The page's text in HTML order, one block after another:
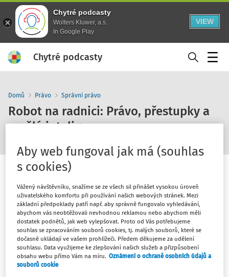
Chytré podcasty
Wolters Kluwer, a.s.
In Google Play
VIEW
Chytré podcasty
Domů Právo Správní právo
Robot na radnici: Právo, přestupky a
umělá inteligence
0:00 02:25
10 30 1x
Aby web fungoval jak má (souhlas
s cookies)
Vážený návštěvníku, snažíme se ze všech sil přinášet vysokou úroveň
uživatelského komfortu při používání našich webových stránek. Mezi
základní předpoklady patří např. aby správně fungovalo vyhledávání,
abychom vás neobtěžovali nevhodnou reklamou nebo abychom měli
dostatek podnětů, jak web vylepšovat. Proto od Vás potřebujeme
souhlas se zpracováním souborů cookies, tj. malých souborů, které se
dočasně ukládají ve vašem prohlížeči. Předem děkujeme za udělení
souhlasu. Data využijeme ke zlepšování našich služeb a přizpůsobení
obsahu webu přímo Vám na míru. Oznámení o ochraně osobních údajů a
souborů cookie